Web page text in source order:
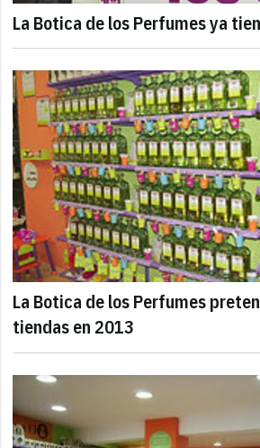
La Botica de los Perfumes ya
La Botica de los Perfumes
tiendas en 2013